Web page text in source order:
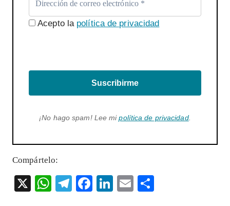
Acepto la política de privacidad
Suscribirme
¡No hago spam! Lee mipolítica de privacidad.
Compártelo:
X
W T
F
Li E